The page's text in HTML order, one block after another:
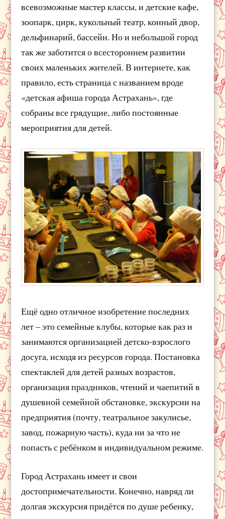
всевозможные мастер классы, и детские кафе,
зоопарк, цирк, кукольный театр, конный двор,
дельфинарий, бассейн. Но и небольшой город
так же заботится о всестороннем развитии
своих маленьких жителей. В интернете, как
правило, есть страница с названием вроде
«детская афиша города Астрахань», где
собраны все грядущие, либо постоянные
мероприятия для детей.
Ещё одно отличное изобретение последних
лет – это семейные клубы, которые как раз и
занимаются организацией детско-взрослого
досуга, исходя из ресурсов города. Постановка
спектаклей для детей разных возрастов,
организация праздников, чтений и чаепитий в
душевной семейной обстановке, экскурсии на
предприятия (почту, театральное закулисье,
завод, пожарную часть), куда ни за что не
попасть с ребёнком в индивидуальном режиме.
Город Астрахань имеет и свои
достопримечательности. Конечно, навряд ли
долгая экскурсия придётся по душе ребенку,